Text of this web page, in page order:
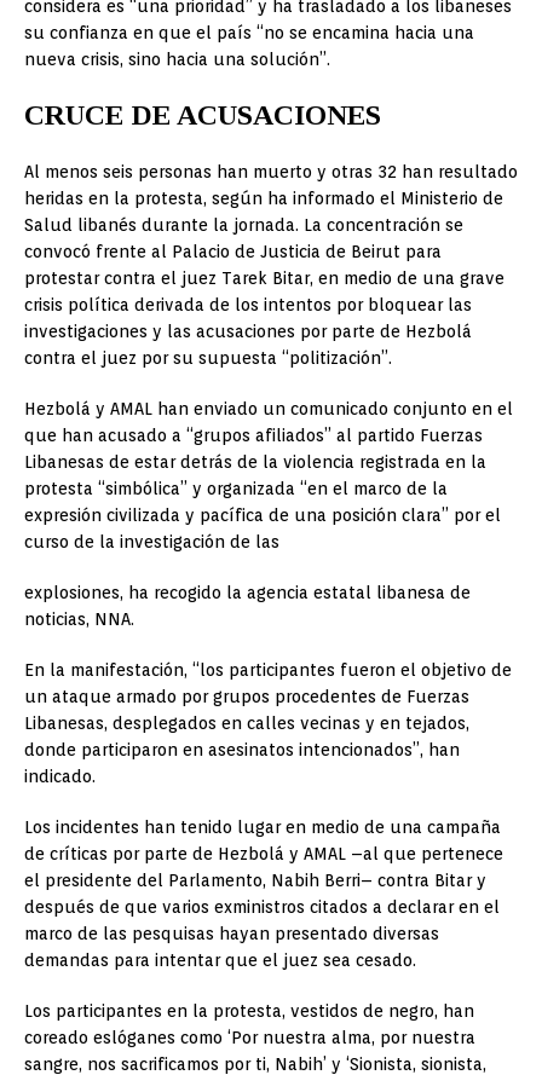
considera es “una prioridad” y ha trasladado a los libaneses
su confianza en que el país “no se encamina hacia una
nueva crisis, sino hacia una solución”.
CRUCE DE ACUSACIONES
Al menos seis personas han muerto y otras 32 han resultado
heridas en la protesta, según ha informado el Ministerio de
Salud libanés durante la jornada. La concentración se
convocó frente al Palacio de Justicia de Beirut para
protestar contra el juez Tarek Bitar, en medio de una grave
crisis política derivada de los intentos por bloquear las
investigaciones y las acusaciones por parte de Hezbolá
contra el juez por su supuesta “politización”.
Hezbolá y AMAL han enviado un comunicado conjunto en el
que han acusado a “grupos afiliados” al partido Fuerzas
Libanesas de estar detrás de la violencia registrada en la
protesta “simbólica” y organizada “en el marco de la
expresión civilizada y pacífica de una posición clara” por el
curso de la investigación de las
explosiones, ha recogido la agencia estatal libanesa de
noticias, NNA.
En la manifestación, “los participantes fueron el objetivo de
un ataque armado por grupos procedentes de Fuerzas
Libanesas, desplegados en calles vecinas y en tejados,
donde participaron en asesinatos intencionados”, han
indicado.
Los incidentes han tenido lugar en medio de una campaña
de críticas por parte de Hezbolá y AMAL –al que pertenece
el presidente del Parlamento, Nabih Berri– contra Bitar y
después de que varios exministros citados a declarar en el
marco de las pesquisas hayan presentado diversas
demandas para intentar que el juez sea cesado.
Los participantes en la protesta, vestidos de negro, han
coreado eslóganes como ‘Por nuestra alma, por nuestra
sangre, nos sacrificamos por ti, Nabih’ y ‘Sionista, sionista,